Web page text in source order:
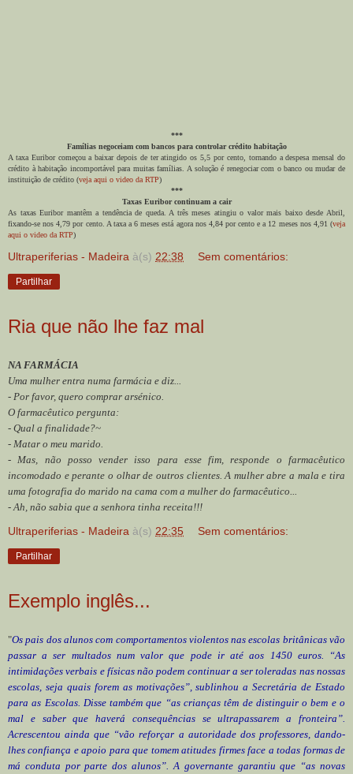
***
Famílias negoceiam com bancos para controlar crédito habitação
A taxa Euribor começou a baixar depois de ter atingido os 5,5 por cento, tornando a despesa mensal do
crédito à habitação incomportável para muitas famílias. A solução é renegociar com o banco ou mudar de
instituição de crédito (veja aqui o video da RTP)
***
Taxas Euribor continuam a cair
As taxas Euribor mantêm a tendência de queda. A três meses atingiu o valor mais baixo desde Abril,
fixando-se nos 4,79 por cento. A taxa a 6 meses está agora nos 4,84 por cento e a 12 meses nos 4,91 (veja
aqui o video da RTP)
Ultraperiferias - Madeira à(s) 22:38 Sem comentários:
Partilhar
Ria que não lhe faz mal
NA FARMÁCIA
Uma mulher entra numa farmácia e diz...
- Por favor, quero comprar arsénico.
O farmacêutico pergunta:
- Qual a finalidade?~
- Matar o meu marido.
- Mas, não posso vender isso para esse fim, responde o farmacêutico
incomodado e perante o olhar de outros clientes. A mulher abre a mala e tira
uma fotografia do marido na cama com a mulher do farmacêutico...
- Ah, não sabia que a senhora tinha receita!!!
Ultraperiferias - Madeira à(s) 22:35 Sem comentários:
Partilhar
Exemplo inglês...
"Os pais dos alunos com comportamentos violentos nas escolas britânicas vão
passar a ser multados num valor que pode ir até aos 1450 euros. “As
intimidações verbais e físicas não podem continuar a ser toleradas nas nossas
escolas, seja quais forem as motivações”, sublinhou a Secretária de Estado
para as Escolas. Disse também que “as crianças têm de distinguir o bem e o
mal e saber que haverá consequências se ultrapassarem a fronteira”.
Acrescentou ainda que “vão reforçar a autoridade dos professores, dando-
lhes confiança e apoio para que tomem atitudes firmes face a todas formas de
má conduta por parte dos alunos”. A governante garantiu que “as novas